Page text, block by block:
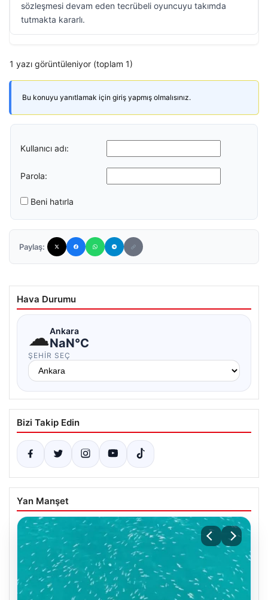
sözleşmesi devam eden tecrübeli oyuncuyu takımda
tutmakta kararlı.
1 yazı görüntüleniyor (toplam 1)
Bu konuyu yanıtlamak için giriş yapmış olmalısınız.
Kullanıcı adı:
Parola:
Beni hatırla
Paylaş:
Hava Durumu
☁Ankara
NaN°C
ŞEHIR SEÇ
Bizi Takip Edin
Yan Manşet